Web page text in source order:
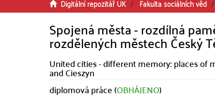
Digitální repozitář UK Fakulta sociálních věd
Spojená města - rozdílná
rozdělených městech Český
United cities - different memory: places of
and Cieszyn
diplomová práce (OBHÁJENO)